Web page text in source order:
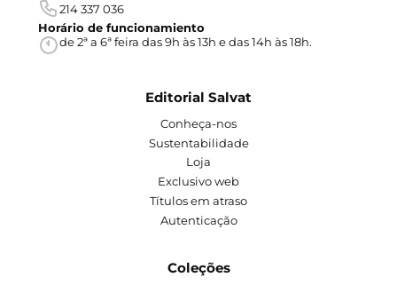
214 337 036
Horário de funcionamiento
de 2ª a 6ª feira das 9h às 13h e das 14h às 18h.
Editorial Salvat
Conheça-nos
Sustentabilidade
Loja
Exclusivo web
Títulos em atraso
Autenticação
Coleções